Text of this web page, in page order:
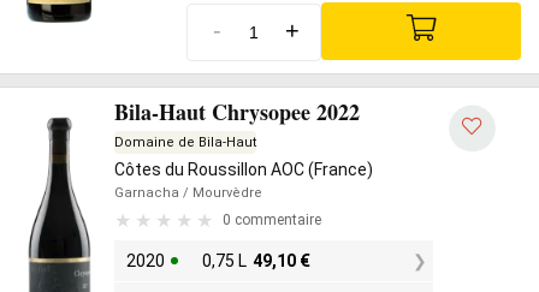
- +
Bila-Haut Chrysopee 2022
Domaine de Bila-Haut
Côtes du Roussillon AOC (France)
Garnacha / Mourvèdre
0 commentaire
2020 0,75 L 49,10 €